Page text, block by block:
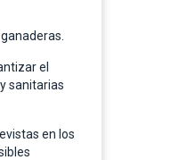
el
sanitarias
en los